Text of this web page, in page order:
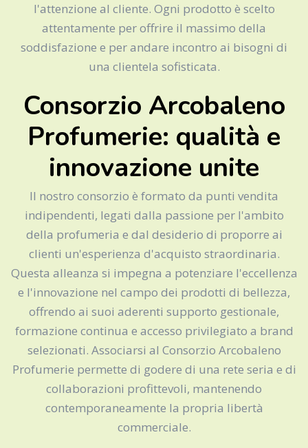
l'attenzione al cliente. Ogni prodotto è scelto
attentamente per offrire il massimo della
soddisfazione e per andare incontro ai bisogni di
una clientela sofisticata.
Consorzio Arcobaleno
Profumerie: qualità e
innovazione unite
Il nostro consorzio è formato da punti vendita
indipendenti, legati dalla passione per l'ambito
della profumeria e dal desiderio di proporre ai
clienti un'esperienza d'acquisto straordinaria.
Questa alleanza si impegna a potenziare l'eccellenza
e l'innovazione nel campo dei prodotti di bellezza,
offrendo ai suoi aderenti supporto gestionale,
formazione continua e accesso privilegiato a brand
selezionati. Associarsi al Consorzio Arcobaleno
Profumerie permette di godere di una rete seria e di
collaborazioni profittevoli, mantenendo
contemporaneamente la propria libertà
commerciale.